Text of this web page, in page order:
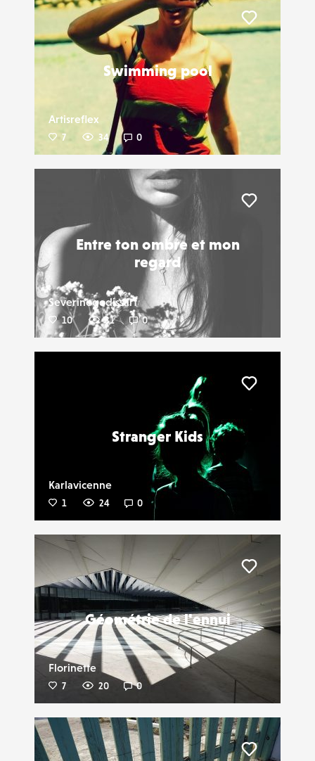
Swimming pool
Artisreflex
7 34 0
Liker
Entre ton ombre et mon
regard
Severinegodissart
10 31 0
Stranger Kids
Karlavicenne
1 24 0
Géométrie de l'ennui
Florinette
7 20 0
Liker